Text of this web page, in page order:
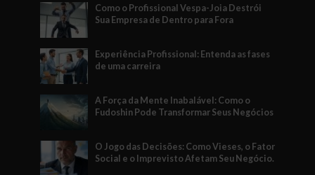
Como o Profissional Vespa-Joia Destrói
Sua Empresa de Dentro para Fora
Experiência Profissional: Entenda as fases
de uma carreira
A Força da Mente Inabalável: Como o
Fudoshin Pode Transformar Seus Negócios
O Jogo das Decisões: Como Vieses, o Fator
Social e o Imprevisto Afetam Seu Negócio.